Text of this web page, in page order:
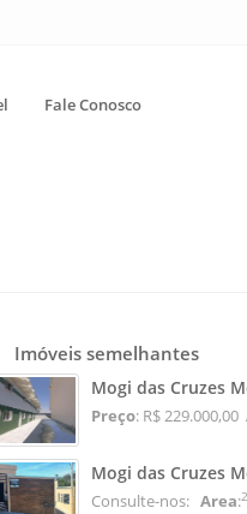
Fale Conosco
Imóveis semelhantes
Mogi das Cruzes
Preço: R$ 229.000,00
Mogi das Cruzes
Consulte-nos: Area:2